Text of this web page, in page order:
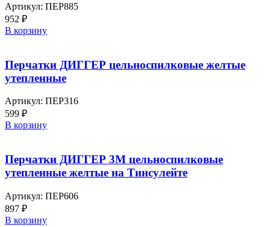
Артикул: ПЕР885
952 ₽
В корзину
Перчатки ДИГГЕР цельноспилковые желтые
утепленные
Артикул: ПЕР316
599 ₽
В корзину
Перчатки ДИГГЕР 3М цельноспилковые
утепленные желтые на Тинсулейте
Артикул: ПЕР606
897 ₽
В корзину